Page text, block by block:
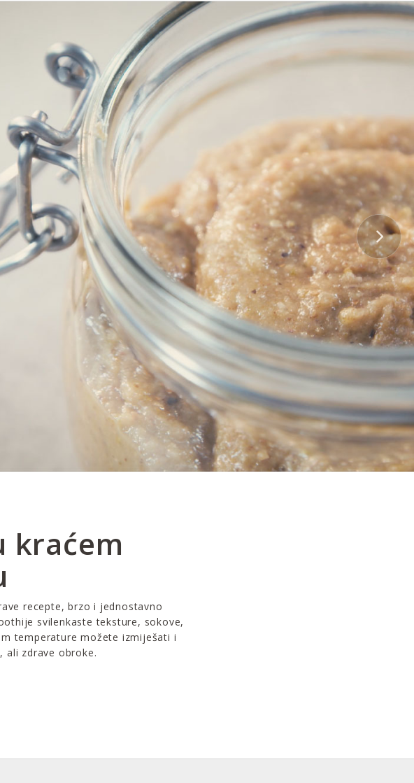
kraćem
recepte, brzo i jednostavno
svilenkaste teksture, sokove,
temperature možete izmiješati i
ali zdrave obroke.